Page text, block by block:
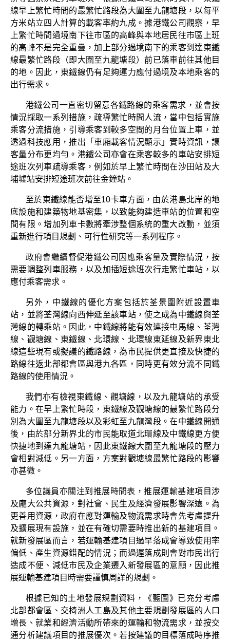
線早上繁忙時間的最繁忙路段為大圍至九龍塘段，以每平
方米站立四人計算的載客率約九成。據港鐵公司觀察，早
上繁忙時間過境南下往市區的高峰與本地居民往市區上班
的高峰不是完全重疊，加上部分過境南下的乘客到達東鐵
線最繁忙路段（即大圍至九龍塘段）前已落車前往其他目
的地。因此，東鐵線仍有足夠運力應付過境及本地乘客的
出行需求。
港鐵公司一直密切留意各鐵路線的乘客需求，並會按
情況採取一系列措施，疏導繁忙時間人流，當中包括實施
乘客分流措施，引導乘客到較多空間的月台位置上車，並
透過科技應用，推出「車廂載客情況顯示」實時資訊，讓
客量分布更均勻。港鐵公司亦會在乘客較多的車站安排短
途班次列車疏導乘客，例如於早上繁忙時間在沙田站及大
埔墟站安排短途班次前往金鐘站。
至於東鐵線能否增至10卡車方面，由於港島北岸的地
底設施和建築物地基密集，以致能夠建造車站的位置和空
間有限。增加列車卡數將牽涉整個系統的重大改動，並須
重新進行項目規劃、可行性研究等一系列程序。
​政府會繼續督促港鐵公司因應乘客量及實際情況，按
需要調整列車服務，以及加插短途班次行走繁忙車站，以
應付乘客需求。
另外，中鐵線的優化方案包括於荃景圍附近設置車
站，並將荃灣線向西伸延至該車站，使之成為中鐵線與荃
灣線的轉乘站。因此，中鐵線將能有效連接屯馬線、荃灣
線、觀塘線、東鐵線、北環線、北環線東延線及新界東北
線這些現有或擬議的鐵路線，為市民提供更直接及快捷的
路線往返北部都會區與港九各區，同時更有效分流不同鐵
路線的使用情況。
我們亦有檢視東鐵線、觀塘線，以及九龍塘站的承受
能力。在早上繁忙時段，東鐵線及觀塘線的最繁忙路段分
別為大圍至九龍塘段以及彩虹至九龍灣段。在中鐵線開通
後，由於部分新界北的市民能取道北環線及中鐵線更方便
快捷地到達九龍塘站，因此東鐵線大圍至九龍塘段的壓力
會相對減低。另一方面，方案對觀塘線最繁忙路段的影響
亦甚微。
多位議員亦關注到推展時間表，推展運輸基建項目涉
及龐大公共資源，對社會、民生及經濟發展影響深遠。為
更善用資源，政府在應對運輸及物流需求時會先考慮提升
及擴展現有設施，並在有確切需要時推出新的基建項目。
就新發展區而言，若運輸基建項目過早落成會導致使用率
偏低、產生資源錯配的情況；而過遲落成則會對市民出行
造成不便、減低市民及企業遷入新發展區的意願，因此推
展運輸基建項目時需要謹慎周詳的規劃。
根據已知的土地發展規劃資料，《藍圖》已充分考慮
北部都會區、交椅洲人工島及其他主要規劃發展區的人口
增長、就業和經濟活動所帶來的運輸和物流需求，並按交
通分析建議項目的推展優次。若按建議的目標落成時序推